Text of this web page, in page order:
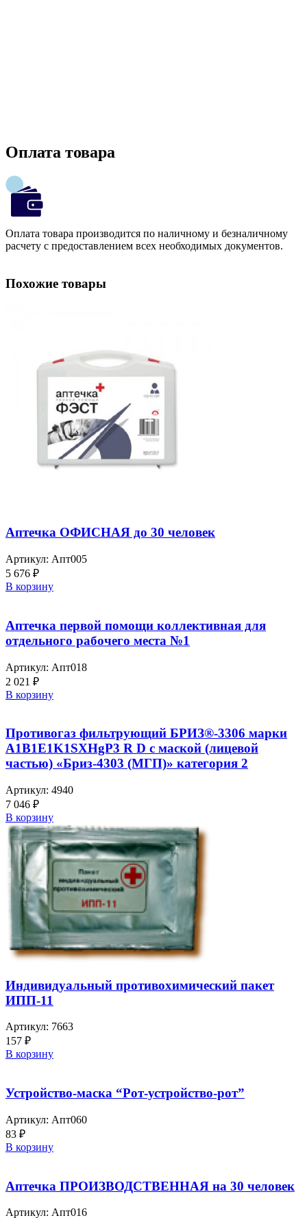
Оплата товара
Оплата товара производится по наличному и безналичному
расчету с предоставлением всех необходимых документов.
Похожие товары
Аптечка ОФИСНАЯ до 30 человек
Артикул: Апт005
5 676 ₽
В корзину
Аптечка первой помощи коллективная для
отдельного рабочего места №1
Артикул: Апт018
2 021 ₽
В корзину
Противогаз фильтрующий БРИЗ®-3306 марки
A1B1E1K1SXHgP3 R D с маской (лицевой
частью) «Бриз-4303 (МГП)» категория 2
Артикул: 4940
7 046 ₽
В корзину
Индивидуальный противохимический пакет
ИПП-11
Артикул: 7663
157 ₽
В корзину
Устройство-маска “Рот-устройство-рот”
Артикул: Апт060
83 ₽
В корзину
Аптечка ПРОИЗВОДСТВЕННАЯ на 30 человек
Артикул: Апт016